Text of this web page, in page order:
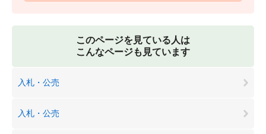
このページを見ている人は
こんなページも見ています
入札・公売
入札・公売